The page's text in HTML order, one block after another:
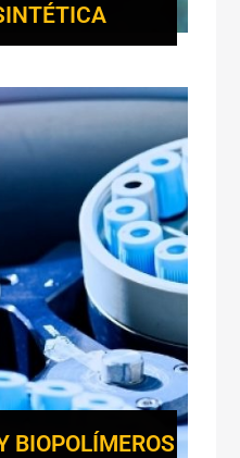
BIOPOLÍMEROS